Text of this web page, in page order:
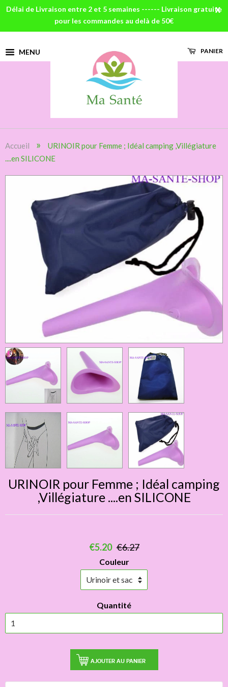
Délai de Livraison entre 2 et 5 semaines ------ Livraison gratuite
pour les commandes au delà de 50€
X
MENU PANIER
Accueil »
URINOIR pour Femme ; Idéal camping ,Villégiature
....en SILICONE
URINOIR pour Femme ; Idéal camping
,Villégiature ....en SILICONE
€5.20 €6.27
Couleur
Quantité
AJOUTER AU PANIER